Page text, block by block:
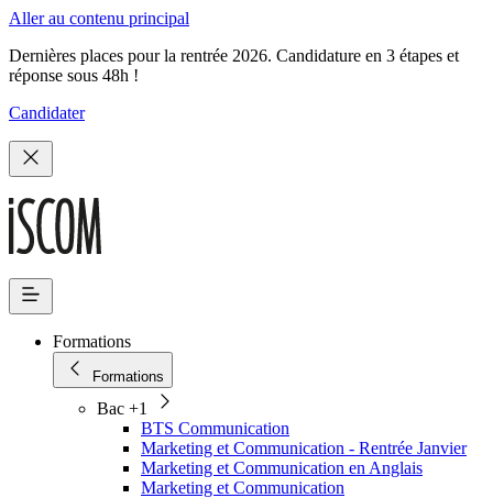
Aller au contenu principal
Dernières places pour la rentrée 2026. Candidature en 3 étapes et
réponse sous 48h !
Candidater
Formations
Formations
Bac +1
BTS Communication
Marketing et Communication - Rentrée Janvier
Marketing et Communication en Anglais
Marketing et Communication